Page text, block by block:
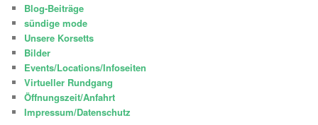
Blog-Beiträge
sündige mode
Unsere Korsetts
Bilder
Events/Locations/Infoseiten
Virtueller Rundgang
Öffnungszeit/Anfahrt
Impressum/Datenschutz